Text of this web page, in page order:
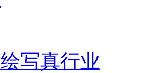
写真行业